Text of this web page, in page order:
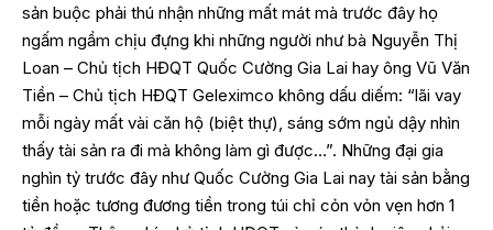
sản buộc phải thú nhận những mất mát mà trước đây họ
ngấm ngầm chịu đựng khi những người như bà Nguyễn Thị
Loan – Chủ tịch HĐQT Quốc Cường Gia Lai hay ông Vũ Văn
Tiền – Chủ tịch HĐQT Geleximco không dấu diếm: “lãi vay
mỗi ngày mất vài căn hộ (biệt thự), sáng sớm ngủ dậy nhìn
thấy tài sản ra đi mà không làm gì được…”. Những đại gia
nghìn tỷ trước đây như Quốc Cường Gia Lai nay tài sản bằng
tiền hoặc tương đương tiền trong túi chỉ cỏn vỏn vẹn hơn 1